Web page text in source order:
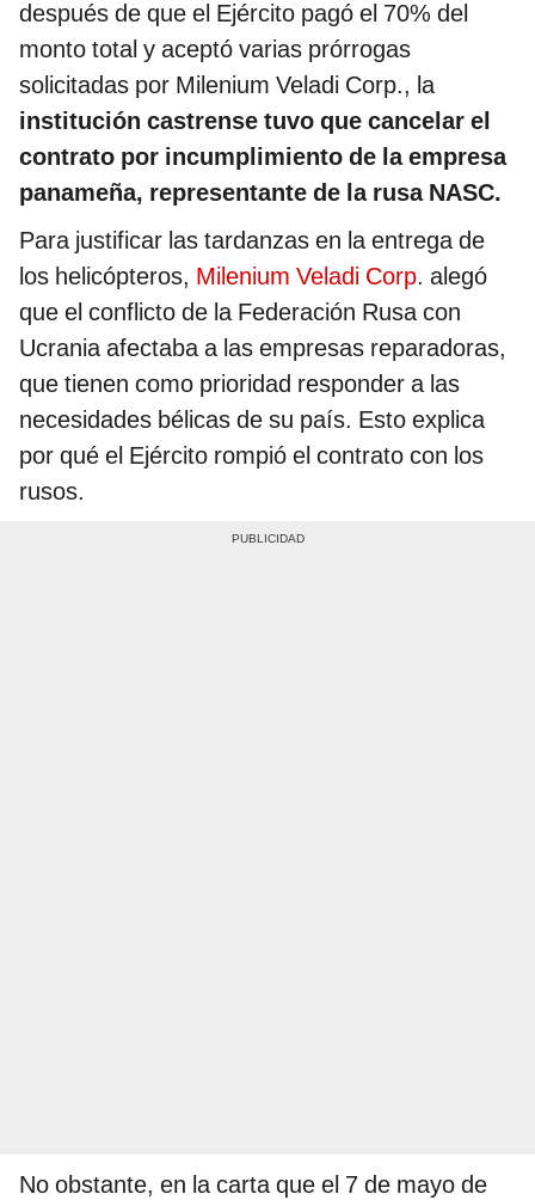
después de que el Ejército pagó el 70% del
monto total y aceptó varias prórrogas
solicitadas por Milenium Veladi Corp., la
institución castrense tuvo que cancelar el
contrato por incumplimiento de la empresa
panameña, representante de la rusa NASC.
Para justificar las tardanzas en la entrega de
los helicópteros, Milenium Veladi Corp. alegó
que el conflicto de la Federación Rusa con
Ucrania afectaba a las empresas reparadoras,
que tienen como prioridad responder a las
necesidades bélicas de su país. Esto explica
por qué el Ejército rompió el contrato con los
rusos.
No obstante, en la carta que el 7 de mayo de